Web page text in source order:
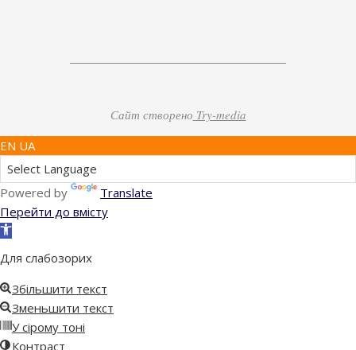
Сайт створено Try-media
EN UA
Powered by
Translate
Перейти до вмісту
Відкрити
інструментів
Для слабозорих
Збільшити текст
Зменьшити текст
У сірому тоні
Контраст